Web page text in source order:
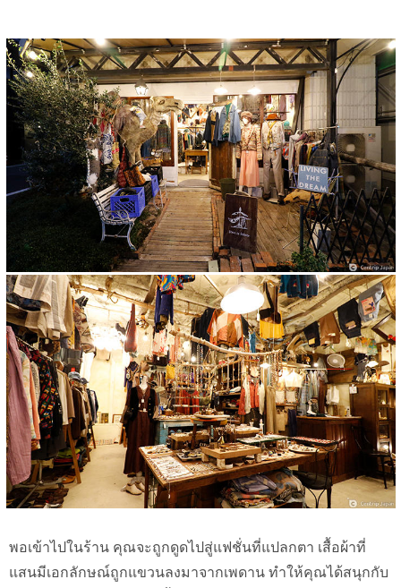
พอเข้าไปในร้าน คุณจะถูกดูดไปสู่แฟชั่นที่แปลกตา เสื้อผ้าที่
แสนมีเอกลักษณ์ถูกแขวนลงมาจากเพดาน ทำให้คุณได้สนุกกับ